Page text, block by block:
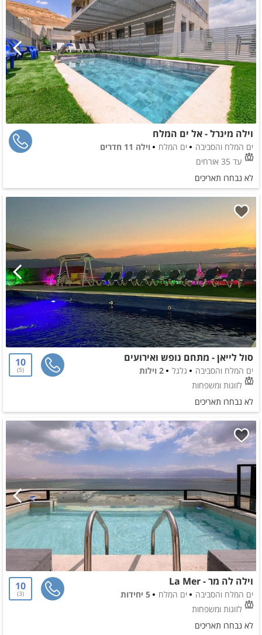
וילה מינרל - אל ים המלח
ים המלח והסביבה ים המלח
וילה 11 חדרים
עד 35 אורחים
לא נבחרו תאריכים
סול לייאן - מתחם נופש ואירועים
ים המלח והסביבה גלגל
2 וילות
לזוגות ומשפחות
10
5
לא נבחרו תאריכים
וילה לה מר - La Mer
ים המלח והסביבה ים המלח
5 יחידות
לזוגות ומשפחות
10
3
לא נבחרו תאריכים